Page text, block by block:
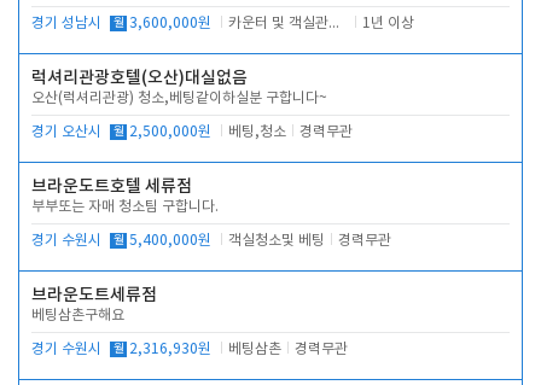
경기 성남시 월 3,600,000원 카운터 및 객실관리 전반 1년 이상
럭셔리관광호텔(오산)대실없음
오산(럭셔리관광) 청소,베팅같이하실분 구합니다~
경기 오산시 월 2,500,000원 베팅,청소 경력무관
브라운도트호텔 세류점
부부또는 자매 청소팀 구합니다.
경기 수원시 월 5,400,000원 객실청소및 베팅 경력무관
브라운도트세류점
베팅삼촌구해요
경기 수원시 월 2,316,930원 베팅삼촌 경력무관